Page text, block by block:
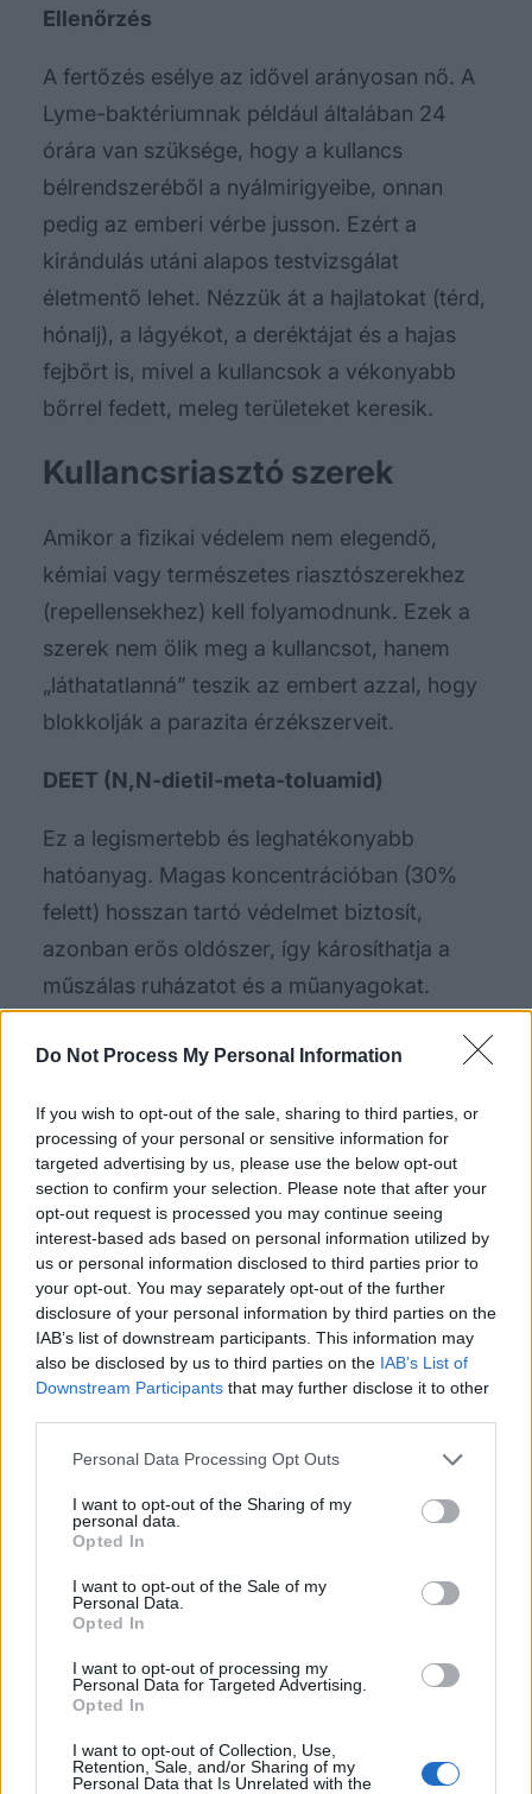
Do Not Process My Personal Information
If you wish to opt-out of the sale, sharing to third parties, or
processing of your personal or sensitive information for
targeted advertising by us, please use the below opt-out
section to confirm your selection. Please note that after your
opt-out request is processed you may continue seeing
interest-based ads based on personal information utilized by
us or personal information disclosed to third parties prior to
your opt-out. You may separately opt-out of the further
disclosure of your personal information by third parties on the
IAB’s list of downstream participants. This information may
also be disclosed by us to third parties on the IAB’s List of
Downstream Participants that may further disclose it to other
Personal Data Processing Opt Outs
I want to opt-out of the Sharing of my
personal data.
Opted In
I want to opt-out of the Sale of my
Personal Data.
Opted In
I want to opt-out of processing my
Personal Data for Targeted Advertising.
Opted In
I want to opt-out of Collection, Use,
Retention, Sale, and/or Sharing of my
Personal Data that Is Unrelated with the
Ellenőrzés
A fertőzés esélye az idővel arányosan nő. A
Lyme-baktériumnak például általában 24
órára van szüksége, hogy a kullancs
bélrendszeréből a nyálmirigyeibe, onnan
pedig az emberi vérbe jusson. Ezért a
kirándulás utáni alapos testvizsgálat
életmentő lehet. Nézzük át a hajlatokat (térd,
hónalj), a lágyékot, a deréktájat és a hajas
fejbőrt is, mivel a kullancsok a vékonyabb
bőrrel fedett, meleg területeket keresik.
Kullancsriasztó szerek
Amikor a fizikai védelem nem elegendő,
kémiai vagy természetes riasztószerekhez
(repellensekhez) kell folyamodnunk. Ezek a
szerek nem ölik meg a kullancsot, hanem
„láthatatlanná” teszik az embert azzal, hogy
blokkolják a parazita érzékszerveit.
DEET (N,N-dietil-meta-toluamid)
Ez a legismertebb és leghatékonyabb
hatóanyag. Magas koncentrációban (30%
felett) hosszan tartó védelmet biztosít,
azonban erős oldószer, így károsíthatja a
műszálas ruházatot és a műanyagokat.
Modern alternatívája a DEET-nek. Szagtalan,
nem roncsolja a műanyagokat, és kevésbé
irritálja a bőrt, miközben hatékonysága
vetekszik a DEET-tel. Családbarát választás.
Permetrin
Ez nem bőrre, hanemkizárólag ruházatra
fújható szer. Rovarölő hatású: ha a kullancs a
idegrendszere megbénul, és leesik, mielőtt
csíphetne.
Az eukaliptusz citriodora olaja bizonyítottan
hatásos, de rövidebb ideig (1-2 óra) nyújt
védelmet, mint a szintetikus szerek, ezért
gyakrabb ismétlést igényel.